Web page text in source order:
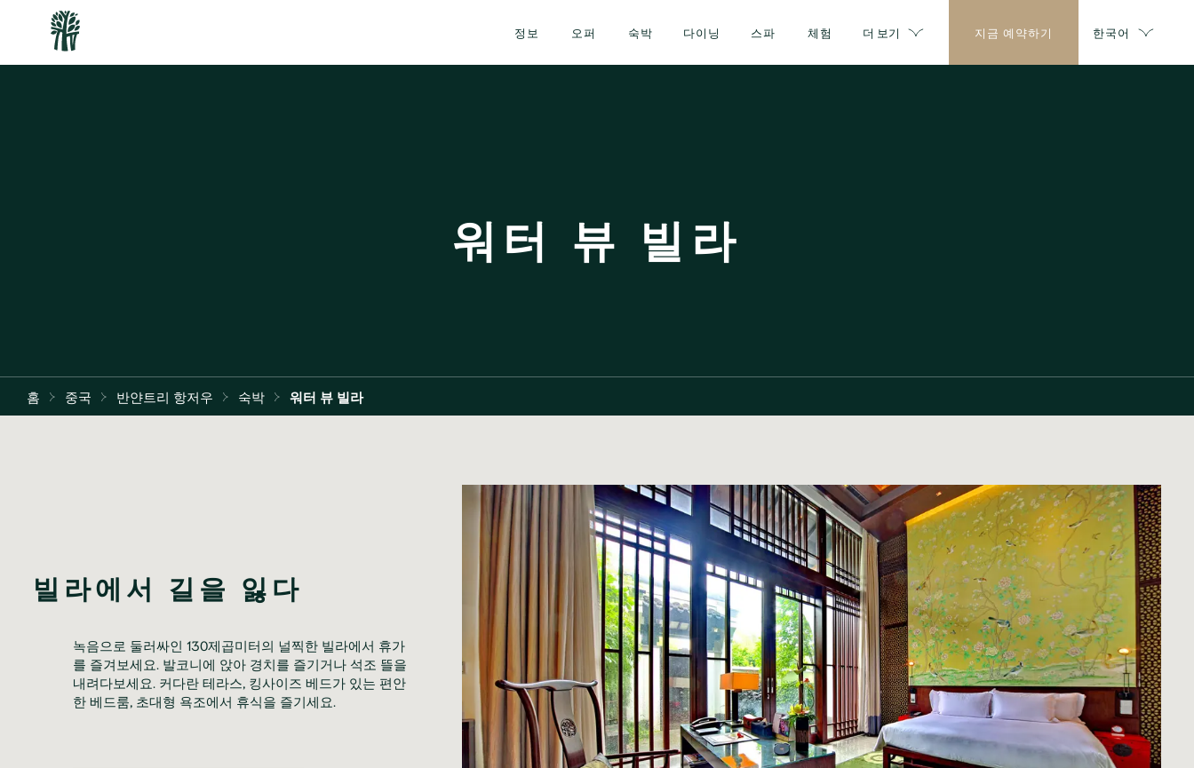
정보 오퍼 숙박 다이닝 스파 체험 더 보기 지금 예약하기 한국어
워터 뷰 빌라
홈 중국 반얀트리 항저우 숙박 워터 뷰 빌라
빌라에서 길을 잃다
녹음으로 둘러싸인 130제곱미터의 널찍한 빌라에서 휴가
를 즐겨보세요. 발코니에 앉아 경치를 즐기거나 석조 뜰을
내려다보세요. 커다란 테라스, 킹사이즈 베드가 있는 편안
한 베드룸, 초대형 욕조에서 휴식을 즐기세요.